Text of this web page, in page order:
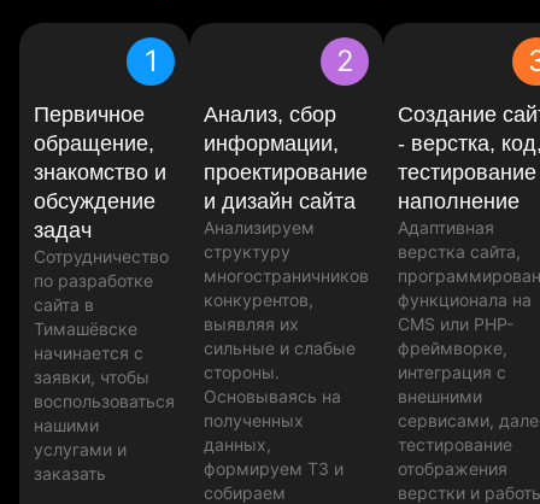
1
Первичное
обращение,
знакомство и
обсуждение
задач
Сотрудничество
по разработке
сайта в
Тимашёвске
начинается с
заявки, чтобы
воспользоваться
нашими
услугами и
заказать
2
Анализ, сбор
информации,
проектирование
и дизайн сайта
Анализируем
структуру
многостраничников
конкурентов,
выявляя их
сильные и слабые
стороны.
Основываясь на
полученных
данных,
формируем ТЗ и
собираем
Создание
- верстка,
наполнение
Адаптивная
верстка сайта,
функционала на
CMS или PHP-
фреймворке,
интеграция с
внешними
сервисами,
тестирование
отображения
верстки и